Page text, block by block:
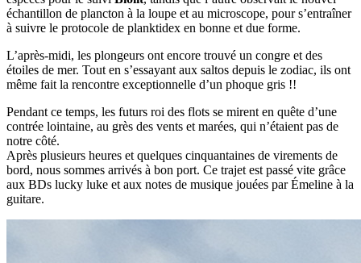
échantillon de plancton à la loupe et au microscope, pour s’entraîner
à suivre le protocole de planktidex en bonne et due forme.
L’après-midi, les plongeurs ont encore trouvé un congre et des
étoiles de mer. Tout en s’essayant aux saltos depuis le zodiac, ils ont
même fait la rencontre exceptionnelle d’un phoque gris !!
Pendant ce temps, les futurs roi des flots se mirent en quête d’une
contrée lointaine, au grès des vents et marées, qui n’étaient pas de
notre côté.
Après plusieurs heures et quelques cinquantaines de virements de
bord, nous sommes arrivés à bon port. Ce trajet est passé vite grâce
aux BDs lucky luke et aux notes de musique jouées par Émeline à la
guitare.